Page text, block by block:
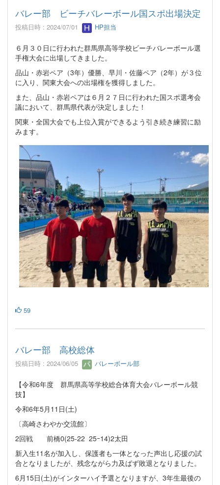
バレー部 ビーチバレーボール国スポ出場決定
投稿日時 : 2024/07/01 HP担当
６月３０日に行われた群馬県高等学校ビーチバレーボール選
手権大会に出場してきました。
品山・赤岩ペア（3年）優勝、早川・佐藤ペア（2年）が３位
に入り、関東大会への出場権を獲得しました。
また、品山・赤岩ペアは６月２７日に行われた国スポ選考会
議において、群馬県代表が決定しました！
関東・全国大会でも上位入賞ができるよう引き続き練習に励
みます。
59
バレー部 高校総体
投稿日時 : 2024/06/05 バレーボール部
【令和6年度 群馬県高等学校総合体育大会バレーボール競
技】
令和6年5月11日(土)
〔高崎さわやか交流館〕
2回戦 前橋0(25-22 25ｰ14)2太田
新入生11名が加入し、保護者も一体となった声出し応援の試
合となりましたが、残念ながら力及ばず敗退となりました。
6月15日(土)がインターハイ予選となりますが、3年生最後の